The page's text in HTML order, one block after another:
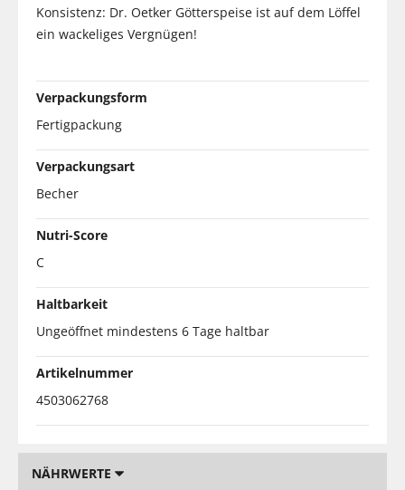
Konsistenz: Dr. Oetker Götterspeise ist auf dem Löffel
ein wackeliges Vergnügen!
Verpackungsform
Fertigpackung
Verpackungsart
Becher
Nutri-Score
C
Haltbarkeit
Ungeöffnet mindestens 6 Tage haltbar
Artikelnummer
4503062768
NÄHRWERTE